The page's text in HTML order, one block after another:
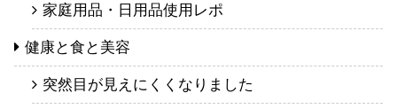
家庭用品・日用品使用レポ
健康と食と美容
突然目が見えにくくなりました